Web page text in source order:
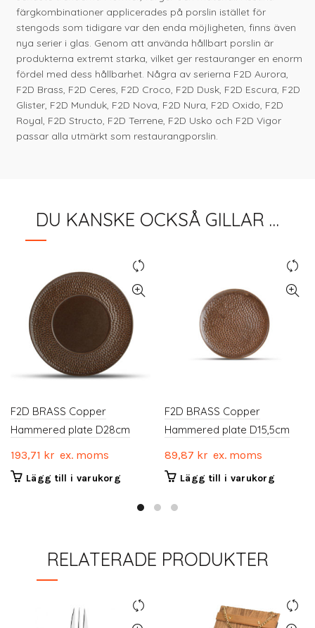
färgkombinationer applicerades på porslin istället för
stengods som tidigare var den enda möjligheten, finns även
nya serier i glas. Genom att använda hållbart porslin är
produkterna extremt starka, vilket ger restauranger en enorm
fördel med dess hållbarhet. Några av serierna F2D Aurora,
F2D Brass, F2D Ceres, F2D Croco, F2D Dusk, F2D Escura, F2D
Glister, F2D Munduk, F2D Nova, F2D Nura, F2D Oxido, F2D
Royal, F2D Structo, F2D Terrene, F2D Usko och F2D Vigor
passar alla utmärkt som restaurangporslin.
DU KANSKE OCKSÅ GILLAR …
F2D BRASS Copper
Hammered plate D28cm
193,71 kr ex. moms
Lägg till i varukorg
F2D BRASS Copper
Hammered plate D15,5cm
89,87 kr ex. moms
Lägg till i varukorg
RELATERADE PRODUKTER